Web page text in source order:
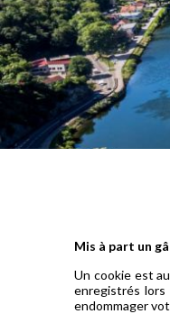
Mis à part un
Un cookie est
enregistrés
endommager